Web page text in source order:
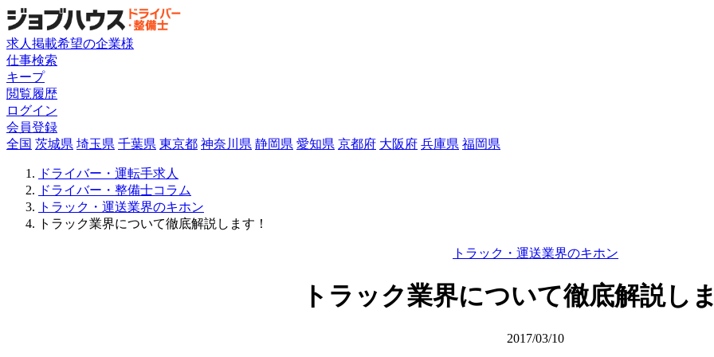
求人掲載希望の企業様
仕事検索
キープ
閲覧履歴
ログイン
会員登録
全国 茨城県 埼玉県 千葉県 東京都 神奈川県 静岡県 愛知県 京都府 大阪府 兵庫県 福岡県
ドライバー・運転手求人
ドライバー・整備士コラム
トラック・運送業界のキホン
トラック業界について徹底解説します！
トラック・運送業界のキホン
トラック業界について徹底解説し
2017/03/10